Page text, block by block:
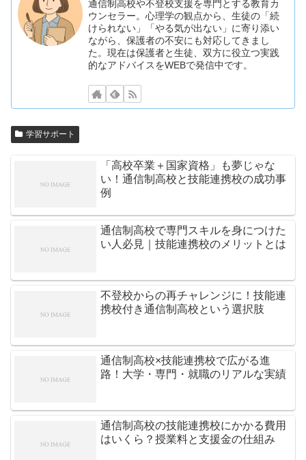
通信制高校や不登校支援を専門とする教育カ
ウンセラー。心理学の観点から、生徒の「続
けられない」「やる気が出ない」に寄り添い
ながら、保護者の不安にも対応してきまし
た。現在は保護者と生徒、双方に役立つ実践
的なアドバイスをWEBで発信中です。
学習サポート
「高校卒業＋国家資格」も夢じゃな
い！通信制高校と技能連携校の成功事
例
通信制高校で専門スキルを身につけた
い人必見｜技能連携校のメリットとは
不登校からの再チャレンジに！技能連
携校付き通信制高校という選択肢
通信制高校×技能連携校で広がる進
路！大学・専門・就職のリアルな実績
通信制高校の技能連携校にかかる費用
はいくら？授業料と支援金の仕組み